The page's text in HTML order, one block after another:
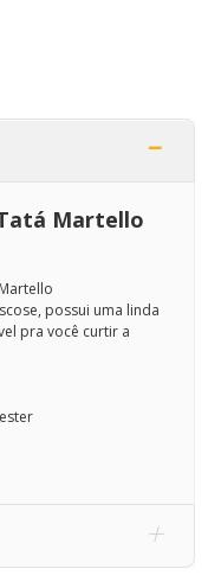
Martello
possui uma linda
pra você curtir a